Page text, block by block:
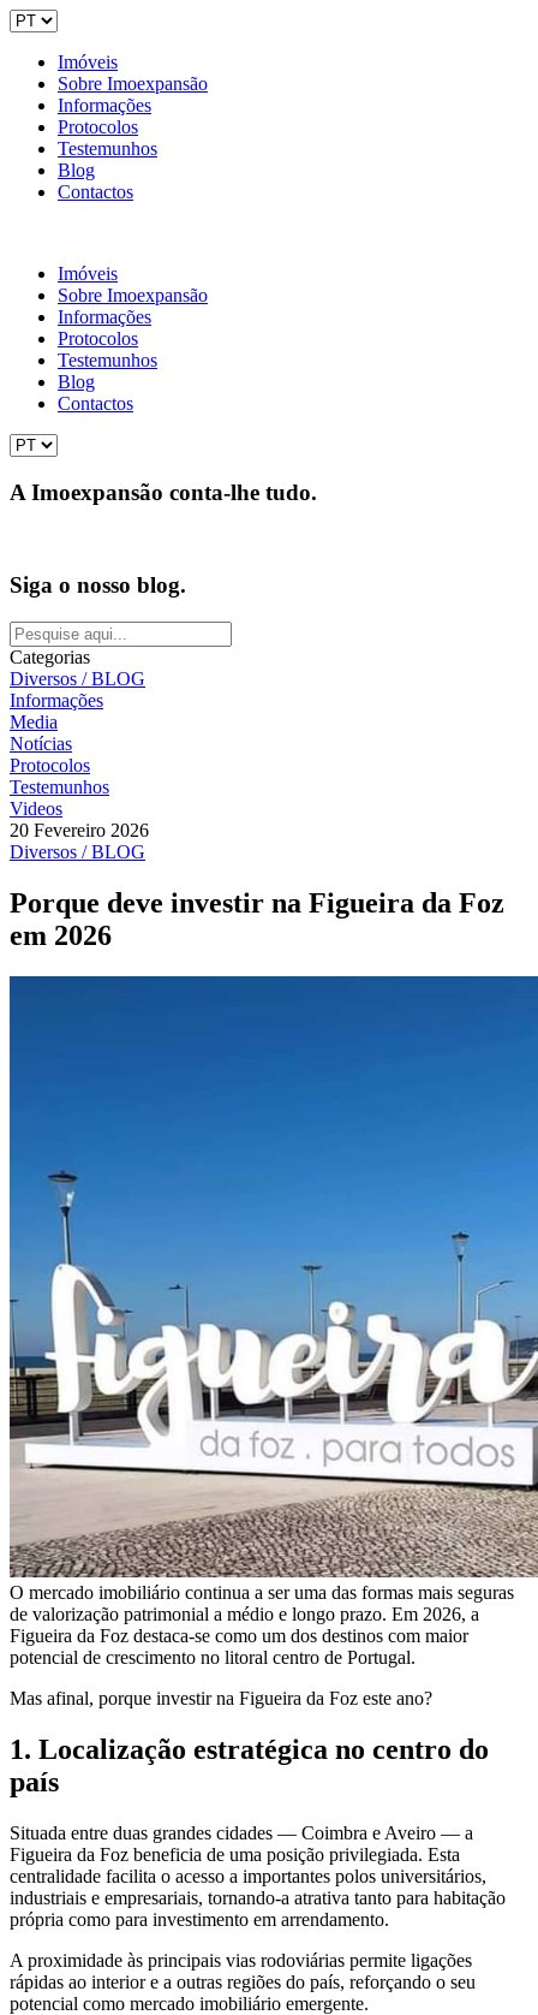
Imóveis
Sobre Imoexpansão
Informações
Protocolos
Testemunhos
Blog
Contactos
Imóveis
Sobre Imoexpansão
Informações
Protocolos
Testemunhos
Blog
Contactos
A Imoexpansão conta-lhe tudo.
Siga o nosso blog.
Categorias
Diversos / BLOG
Informações
Media
Notícias
Protocolos
Testemunhos
Videos
20 Fevereiro 2026
Diversos / BLOG
Porque deve investir na Figueira da Foz
em 2026
O mercado imobiliário continua a ser uma das formas mais seguras
de valorização patrimonial a médio e longo prazo. Em 2026, a
Figueira da Foz destaca-se como um dos destinos com maior
potencial de crescimento no litoral centro de Portugal.
Mas afinal, porque investir na Figueira da Foz este ano?
1. Localização estratégica no centro do
país
Situada entre duas grandes cidades — Coimbra e Aveiro — a
Figueira da Foz beneficia de uma posição privilegiada. Esta
centralidade facilita o acesso a importantes polos universitários,
industriais e empresariais, tornando-a atrativa tanto para habitação
própria como para investimento em arrendamento.
A proximidade às principais vias rodoviárias permite ligações
rápidas ao interior e a outras regiões do país, reforçando o seu
potencial como mercado imobiliário emergente.